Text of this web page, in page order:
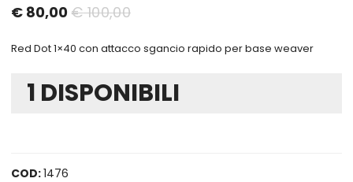
€ 80,00Il
attuale
è:
€ 80,00.
€100,00Il
originale
era:
€ 100,00.
Red Dot 1×40 con attacco sgancio rapido per base weaver
1 DISPONIBILI
COD:1476